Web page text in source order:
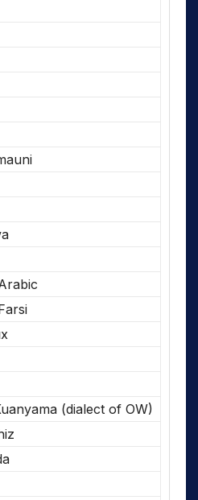
(dialect of OW)